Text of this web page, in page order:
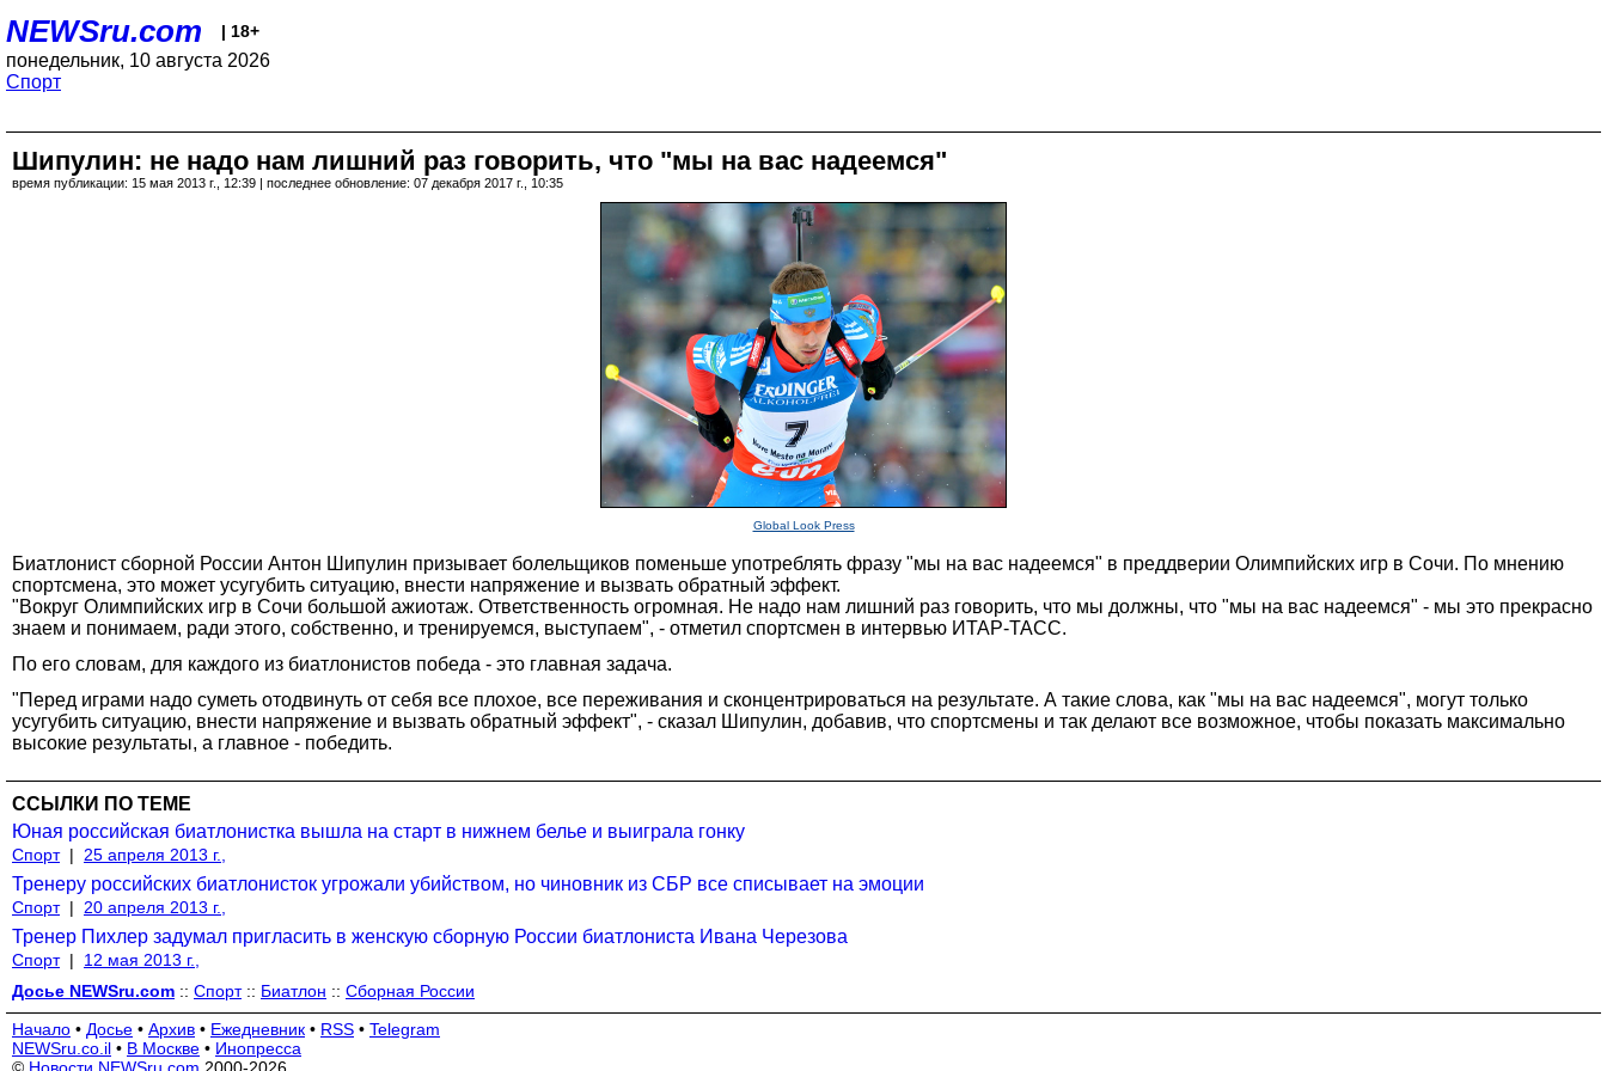
NEWSru.com | 18+
понедельник, 10 августа 2026
Спорт
Шипулин: не надо нам лишний раз говорить, что "мы на вас надеемся"
время публикации: 15 мая 2013 г., 12:39 | последнее обновление: 07 декабря 2017 г., 10:35
Global Look Press
Биатлонист сборной России Антон Шипулин призывает болельщиков поменьше употреблять фразу "мы на вас надеемся" в преддверии Олимпийских игр в Сочи. По мнению
спортсмена, это может усугубить ситуацию, внести напряжение и вызвать обратный эффект.
"Вокруг Олимпийских игр в Сочи большой ажиотаж. Ответственность огромная. Не надо нам лишний раз говорить, что мы должны, что "мы на вас надеемся" - мы это прекрасно
знаем и понимаем, ради этого, собственно, и тренируемся, выступаем", - отметил спортсмен в интервью ИТАР-ТАСС.
По его словам, для каждого из биатлонистов победа - это главная задача.
"Перед играми надо суметь отодвинуть от себя все плохое, все переживания и сконцентрироваться на результате. А такие слова, как "мы на вас надеемся", могут только
усугубить ситуацию, внести напряжение и вызвать обратный эффект", - сказал Шипулин, добавив, что спортсмены и так делают все возможное, чтобы показать максимально
высокие результаты, а главное - победить.
ССЫЛКИ ПО ТЕМЕ
Юная российская биатлонистка вышла на старт в нижнем белье и выиграла гонку
Спорт | 25 апреля 2013 г.,
Тренеру российских биатлонисток угрожали убийством, но чиновник из СБР все списывает на эмоции
Спорт | 20 апреля 2013 г.,
Тренер Пихлер задумал пригласить в женскую сборную России биатлониста Ивана Черезова
Спорт |
12 мая 2013 г.,
Досье NEWSru.com :: Спорт:: Биатлон :: Сборная России
Начало • Досье • Архив • Ежедневник • RSS • Telegram
NEWSru.co.il • В Москве • Инопресса
© Новости NEWSru.com 2000-2026